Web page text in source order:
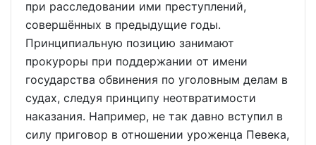
при расследовании ими преступлений,
совершённых в предыдущие годы.
Принципиальную позицию занимают
прокуроры при поддержании от имени
государства обвинения по уголовным делам в
судах, следуя принципу неотвратимости
наказания. Например, не так давно вступил в
силу приговор в отношении уроженца Певека,